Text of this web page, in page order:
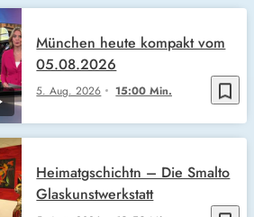
bookmark_border
5. Aug. 2026 15:00 Min.
München heute kompakt vom
05.08.2026
Heimatgschichtn – Die Smalto
Glaskunstwerkstatt